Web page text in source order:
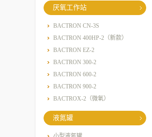
厌氧工作站
BACTRON CN-3S
BACTRON 400HP-2（新款）
BACTRON EZ-2
BACTRON 300-2
BACTRON 600-2
BACTRON 900-2
BACTROX-2（微氧）
液氮罐